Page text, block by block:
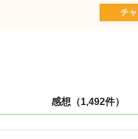
チ
感想（1,492件）